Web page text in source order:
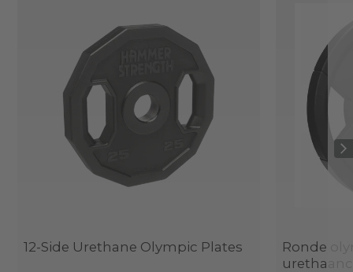
12-Side Urethane Olympic Plates
Ronde